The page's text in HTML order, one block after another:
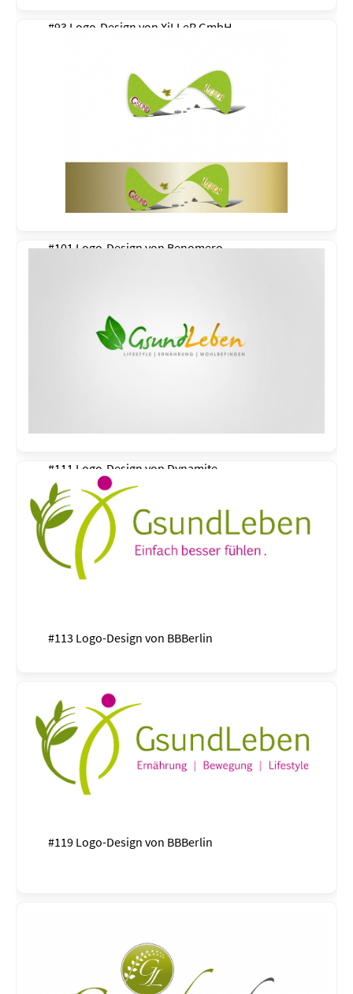
#93 Logo-Design von XiLLeR GmbH
#101 Logo-Design von Benomero
#111 Logo-Design von Dynamite
#113 Logo-Design von BBBerlin
#119 Logo-Design von BBBerlin